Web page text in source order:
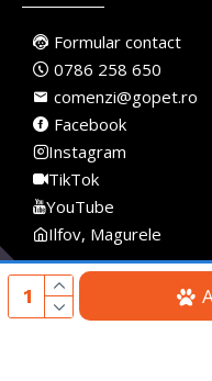
Formular contact
0786 258 650
comenzi@gopet.ro
Facebook
Instagram
TikTok
YouTube
Ilfov, Magurele
Made with in Romania ·